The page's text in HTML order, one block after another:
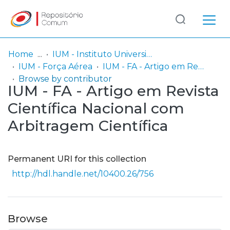
Communities
& Collections
Browse repository
Log
In
(current)
Home
IUM - Instituto Universitário Militar
IUM - Força Aérea
IUM - FA - Artigo em Revista Científica Nacional com Arbitragem Científica
Browse by contributor
IUM - FA - Artigo em Revista
Científica Nacional com
Arbitragem Científica
Permanent URI for this collection
http://hdl.handle.net/10400.26/756
Browse